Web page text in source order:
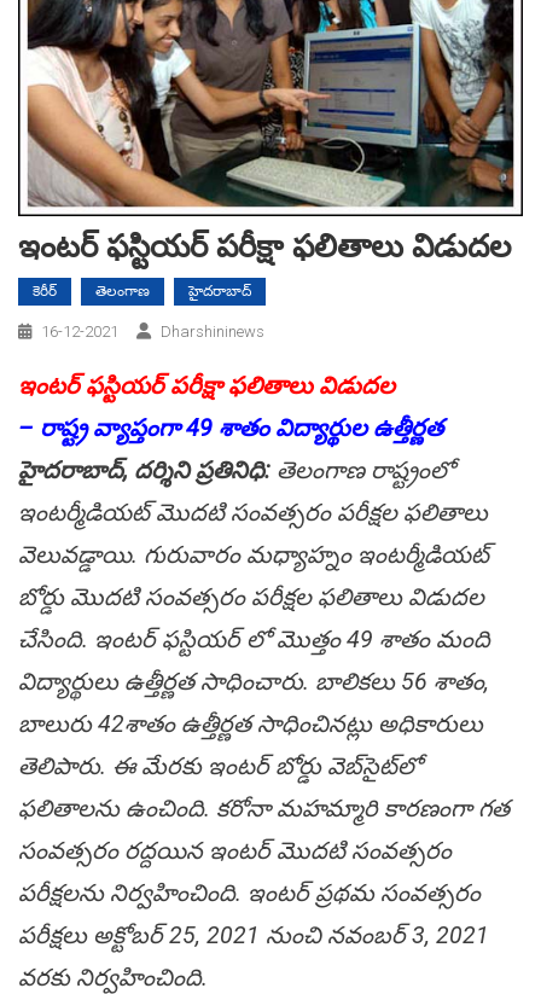
ఇంటర్ ఫస్టియర్ పరీక్షా ఫలితాలు విడుదల
కెరీర్ తెలంగాణ హైదరాబాద్
16-12-2021 Dharshininews
ఇంటర్ ఫస్టియర్ పరీక్షా ఫలితాలు విడుదల
– రాష్ట్ర వ్యాప్తంగా 49 శాతం విద్యార్థుల ఉత్తీర్ణ‌త
హైద‌రాబాద్‌, ద‌ర్శిని ప్ర‌తినిధి: తెలంగాణ రాష్ట్రంలో
ఇంటర్మీడియట్‌ మొదటి సంవత్సరం పరీక్షల ఫలితాలు
వెలువ‌డ్డాయి. గురువారం మ‌ధ్యాహ్నం ఇంటర్మీడియట్
బోర్డు మొదటి సంవత్సరం పరీక్షల ఫలితాలు విడుదల
చేసింది. ఇంటర్ ఫస్టియర్ లో మొత్తం 49 శాతం మంది
విద్యార్థులు ఉత్తీర్ణత సాధించారు. బాలికలు 56 శాతం,
బాలురు 42శాతం ఉత్తీర్ణత సాధించినట్లు అధికారులు
తెలిపారు. ఈ మేరకు ఇంటర్‌ బోర్డు వెబ్‌సైట్‌లో
ఫలితాలను ఉంచింది. కరోనా మహమ్మారి కారణంగా గత
సంవత్సరం రద్దయిన ఇంటర్‌ మొదటి సంవత్సరం
పరీక్షలను నిర్వహించింది. ఇంటర్ ప్రథమ సంవత్సరం
పరీక్షలు అక్టోబర్ 25, 2021 నుంచి నవంబర్ 3, 2021
వరకు నిర్వహించింది.